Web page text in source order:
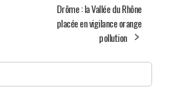
Drôme : la Vallée du Rhône
placée en vigilance orange
pollution